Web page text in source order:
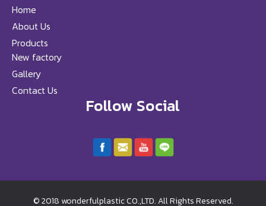
Home
About Us
Products
New factory
Gallery
Contact Us
Follow Social
© 2018 wonderfulplastic CO.,LTD. All Rights Reserved.